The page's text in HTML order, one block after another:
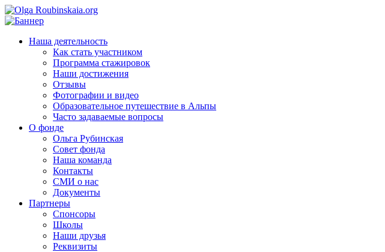
Наша деятельность
Как стать участником
Программа стажировок
Наши достижения
Отзывы
Фотографии и видео
Образовательное путешествие в Альпы
Часто задаваемые вопросы
О фонде
Ольга Рубинская
Совет фонда
Наша команда
Контакты
СМИ о нас
Документы
Партнеры
Спонсоры
Школы
Наши друзья
Реквизиты